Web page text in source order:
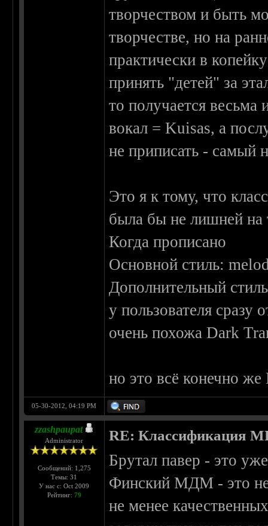
творчеством и быть
творчестве, но на
практически в
принять "детей" за
то получается
вокал = Kuisas, а
не приписать - самый
Это я к тому, что
была бы не лишней на
Когда прописано
Основной стиль:
Дополнительный
у пользователя сразу
очень похожа Dark
но это всё конечно
05-30-2012, 04:19 PM
zzashpaupat
Administrator
Сообщений: 1,275
Темы: 31
У нас с: Oct 2009
Рейтинг: 79
RE: Классификация
Брутал павер - это
Финский МДМ - это
не менее